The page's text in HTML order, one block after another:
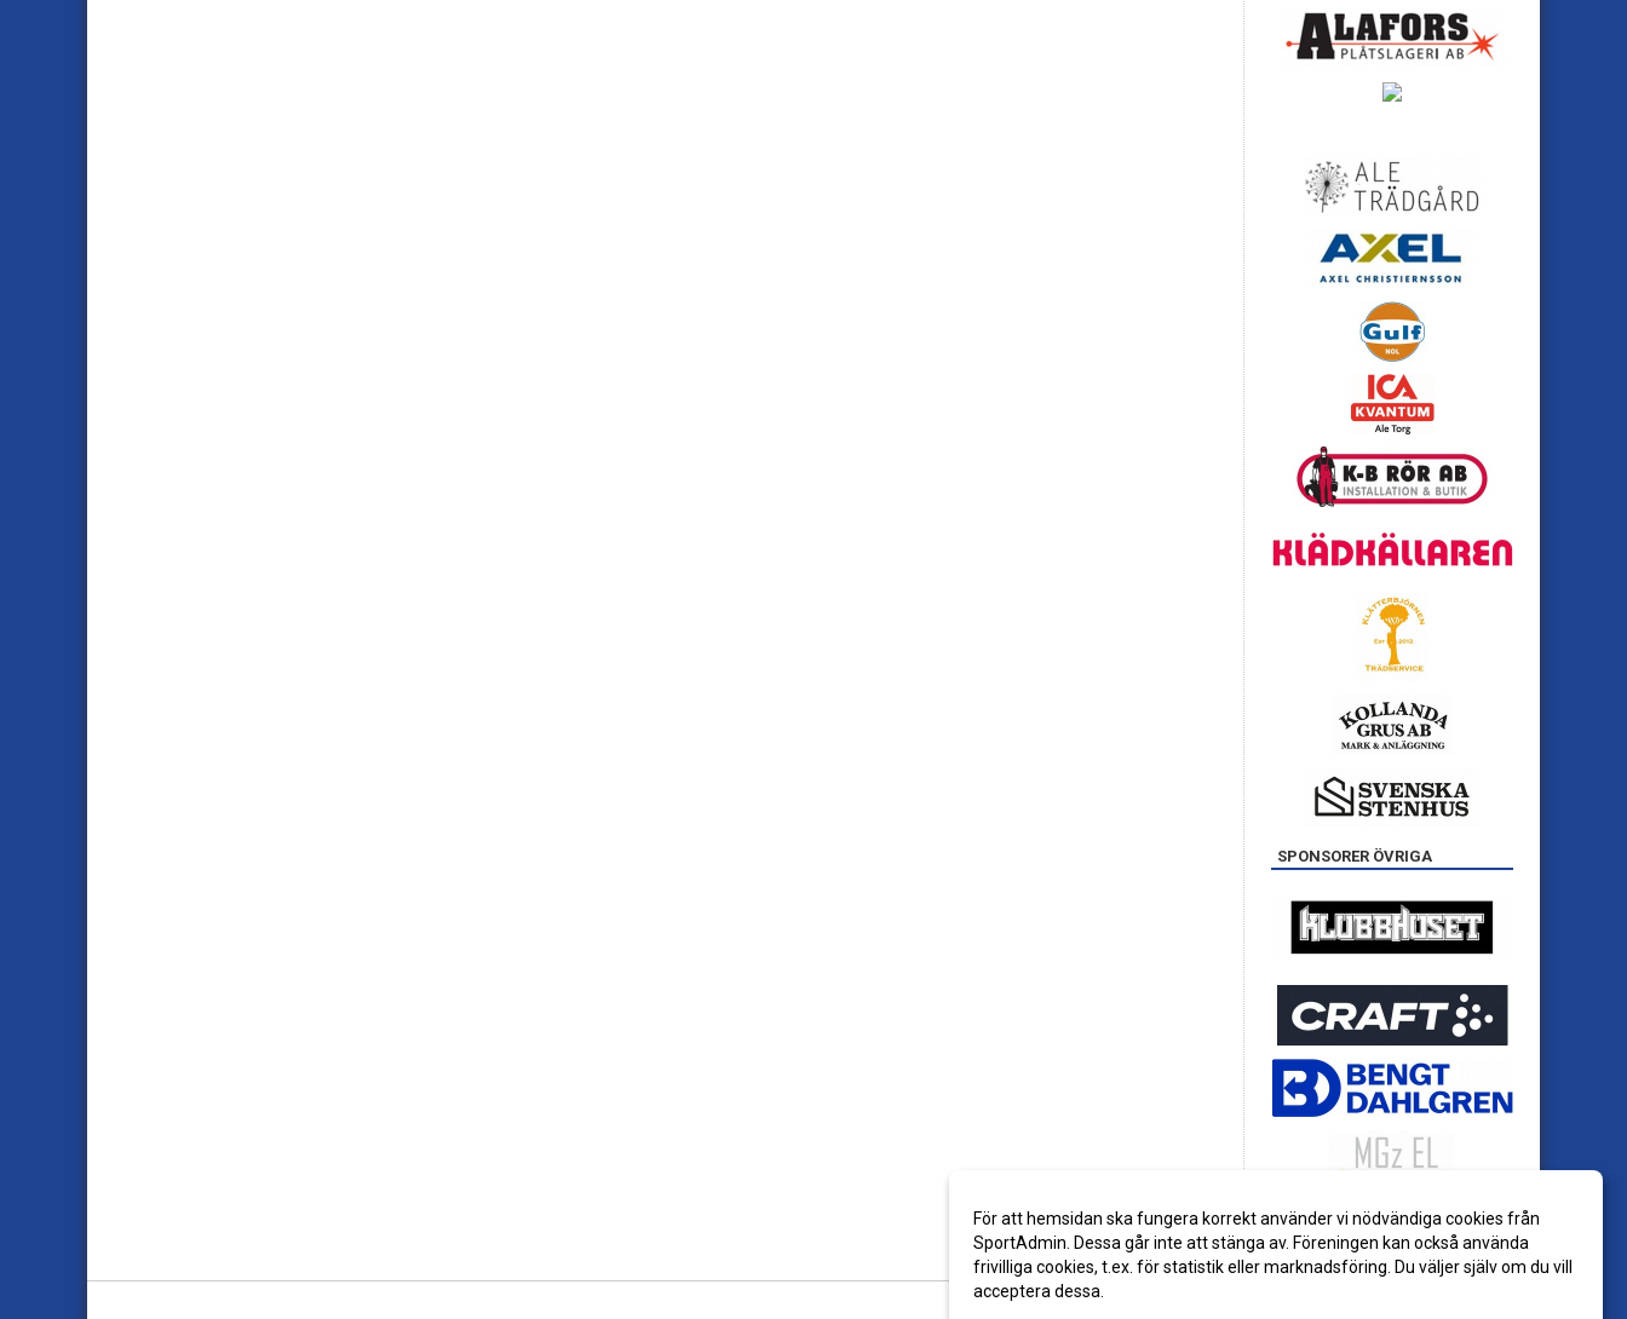
SPONSORER ÖVRIGA
För att hemsidan ska fungera korrekt använder vi nödvändiga cookies från
SportAdmin. Dessa går inte att stänga av. Föreningen kan också använda
frivilliga cookies, t.ex. för statistik eller marknadsföring. Du väljer själv om du vill
acceptera dessa.